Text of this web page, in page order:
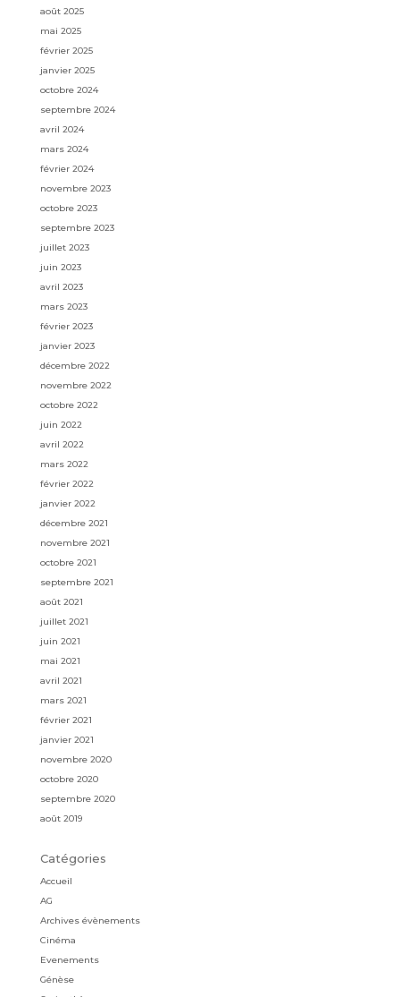
août 2025
mai 2025
février 2025
janvier 2025
octobre 2024
septembre 2024
avril 2024
mars 2024
février 2024
novembre 2023
octobre 2023
septembre 2023
juillet 2023
juin 2023
avril 2023
mars 2023
février 2023
janvier 2023
décembre 2022
novembre 2022
octobre 2022
juin 2022
avril 2022
mars 2022
février 2022
janvier 2022
décembre 2021
novembre 2021
octobre 2021
septembre 2021
août 2021
juillet 2021
juin 2021
mai 2021
avril 2021
mars 2021
février 2021
janvier 2021
novembre 2020
octobre 2020
septembre 2020
août 2019
Catégories
Accueil
AG
Archives évènements
Cinéma
Evenements
Génèse